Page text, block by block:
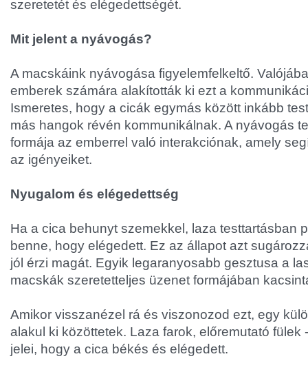
szeretetét és elégedettségét.
Mit jelent a nyávogás?
A macskáink nyávogása figyelemfelkeltő.
emberek számára alakították ki ezt a
Ismeretes, hogy a cicák egymás között inkább
más hangok révén kommunikálnak. A nyávogás
formája az emberrel való interakciónak, amely
az igényeiket.
Nyugalom és elégedettség
Ha a cica behunyt szemekkel, laza testtartásban
benne, hogy elégedett. Ez az állapot azt
jól érzi magát. Egyik legaranyosabb gesztusa a
macskák szeretetteljes üzenet formájában
Amikor visszanézel rá és viszonozod ezt, egy
alakul ki közöttetek. Laza farok, előremutató fülek
jelei, hogy a cica békés és elégedett.